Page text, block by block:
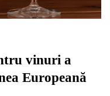
vinuri a
Europeană